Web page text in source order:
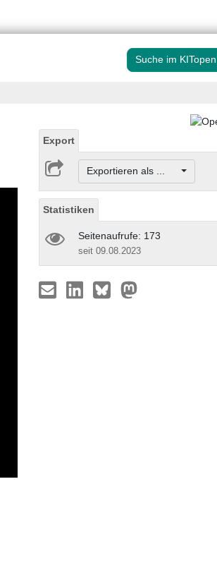
Suche im
Export
Exportieren als ...
Statistiken
Seitenaufrufe: 173
seit 09.08.2023